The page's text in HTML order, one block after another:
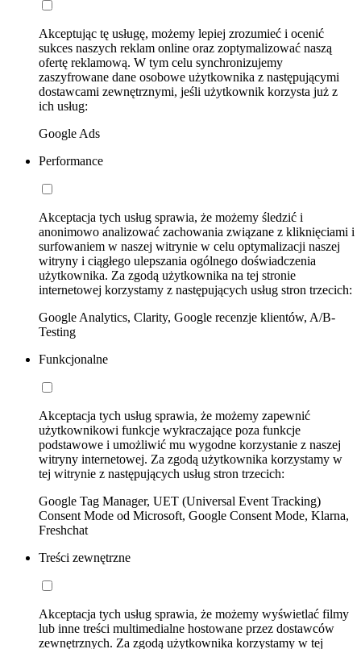
Akceptując tę usługę, możemy lepiej zrozumieć i ocenić
sukces naszych reklam online oraz zoptymalizować naszą
ofertę reklamową. W tym celu synchronizujemy
zaszyfrowane dane osobowe użytkownika z następującymi
dostawcami zewnętrznymi, jeśli użytkownik korzysta już z
ich usług:
Google Ads
Performance
Akceptacja tych usług sprawia, że możemy śledzić i
anonimowo analizować zachowania związane z kliknięciami i
surfowaniem w naszej witrynie w celu optymalizacji naszej
witryny i ciągłego ulepszania ogólnego doświadczenia
użytkownika. Za zgodą użytkownika na tej stronie
internetowej korzystamy z następujących usług stron trzecich:
Google Analytics, Clarity, Google recenzje klientów, A/B-
Testing
Funkcjonalne
Akceptacja tych usług sprawia, że możemy zapewnić
użytkownikowi funkcje wykraczające poza funkcje
podstawowe i umożliwić mu wygodne korzystanie z naszej
witryny internetowej. Za zgodą użytkownika korzystamy w
tej witrynie z następujących usług stron trzecich:
Google Tag Manager, UET (Universal Event Tracking)
Consent Mode od Microsoft, Google Consent Mode, Klarna,
Freshchat
Treści zewnętrzne
Akceptacja tych usług sprawia, że możemy wyświetlać filmy
lub inne treści multimedialne hostowane przez dostawców
zewnętrznych. Za zgodą użytkownika korzystamy w tej